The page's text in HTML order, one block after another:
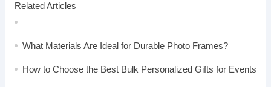
Related Articles
What Materials Are Ideal for Durable Photo Frames?
How to Choose the Best Bulk Personalized Gifts for Events